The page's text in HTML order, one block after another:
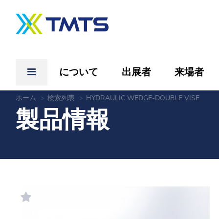
について 出展者 来場者
ホーム 検索列表 HYDRAULIC WEDGE-DOUBLE VISE
製品情報